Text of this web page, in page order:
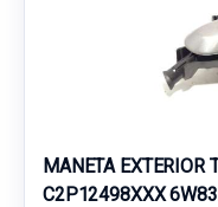
MANETA EXTERIOR
C2P12498XXX